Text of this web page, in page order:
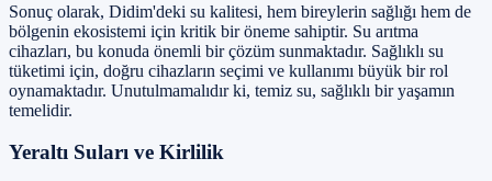
Sonuç olarak, Didim'deki su kalitesi, hem bireylerin sağlığı hem de
bölgenin ekosistemi için kritik bir öneme sahiptir. Su arıtma
cihazları, bu konuda önemli bir çözüm sunmaktadır. Sağlıklı su
tüketimi için, doğru cihazların seçimi ve kullanımı büyük bir rol
oynamaktadır. Unutulmamalıdır ki, temiz su, sağlıklı bir yaşamın
temelidir.
Yeraltı Suları ve Kirlilik